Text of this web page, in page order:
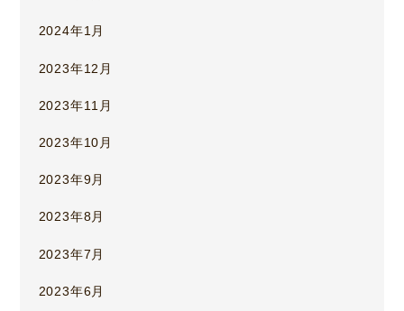
2024年1月
2023年12月
2023年11月
2023年10月
2023年9月
2023年8月
2023年7月
2023年6月